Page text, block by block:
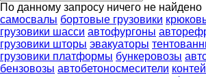
По данному запросу ничего не найдено
самосвалы бортовые грузовики
грузовики шасси автофургоны
грузовики шторы эвакуаторы
грузовики платформы бункеровозы
бензовозы автобетоносмесители